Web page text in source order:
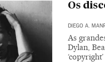
Os
DIEGO A.
As
Dylan,